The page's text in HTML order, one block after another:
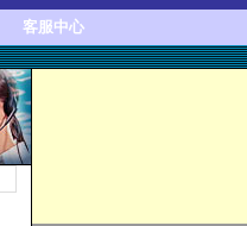
客服中心